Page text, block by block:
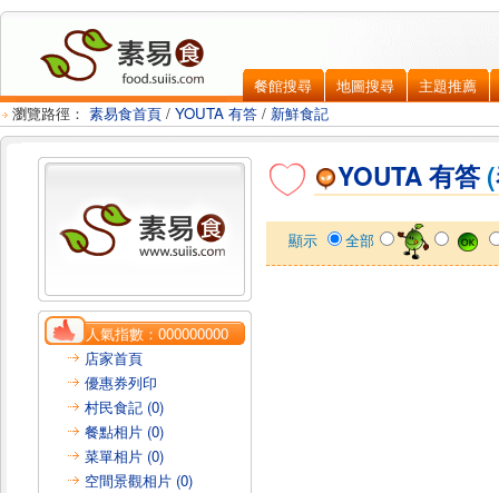
餐館搜尋 地圖搜尋
主題推薦
瀏覽路徑： 素易食首頁 / YOUTA 有答 / 新鮮食記
人氣指數：000000000
店家首頁
優惠券列印
村民食記 (0)
餐點相片 (0)
菜單相片 (0)
空間景觀相片 (0)
YOUTA 有答 (
顯示 全部